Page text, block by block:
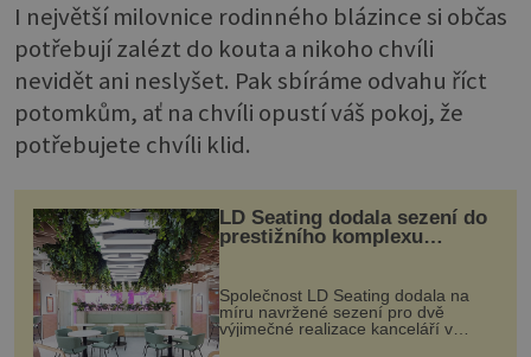
I největší milovnice rodinného blázince si občas
potřebují zalézt do kouta a nikoho chvíli
nevidět ani neslyšet. Pak sbíráme odvahu říct
potomkům, ať na chvíli opustí váš pokoj, že
potřebujete chvíli klid.
LD Seating dodala sezení do
prestižního komplexu
MediaCityUK v Salfordu
Společnost LD Seating dodala na
míru navržené sezení pro dvě
výjimečné realizace kanceláří v
areálu MediaCityUK v anglickém